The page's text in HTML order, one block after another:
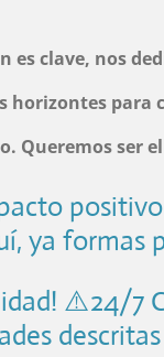
es clave, nos
horizontes para
Queremos ser
ya
⚠️24/7